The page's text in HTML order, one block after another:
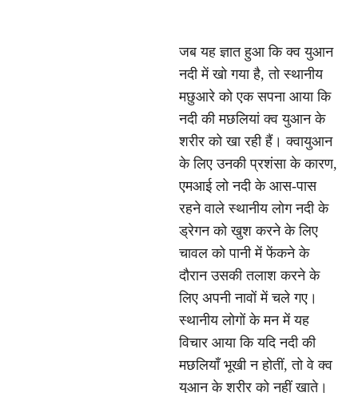
जब यह ज्ञात हुआ कि क्व युआन
नदी में खो गया है, तो स्थानीय
मछुआरे को एक सपना आया कि
नदी की मछलियां क्व युआन के
शरीर को खा रही हैं। क्वायुआन
के लिए उनकी प्रशंसा के कारण,
एमआई लो नदी के आस-पास
रहने वाले स्थानीय लोग नदी के
ड्रेगन को खुश करने के लिए
चावल को पानी में फेंकने के
दौरान उसकी तलाश करने के
लिए अपनी नावों में चले गए।
स्थानीय लोगों के मन में यह
विचार आया कि यदि नदी की
मछलियाँ भूखी न होतीं, तो वे क्व
युआन के शरीर को नहीं खाते।